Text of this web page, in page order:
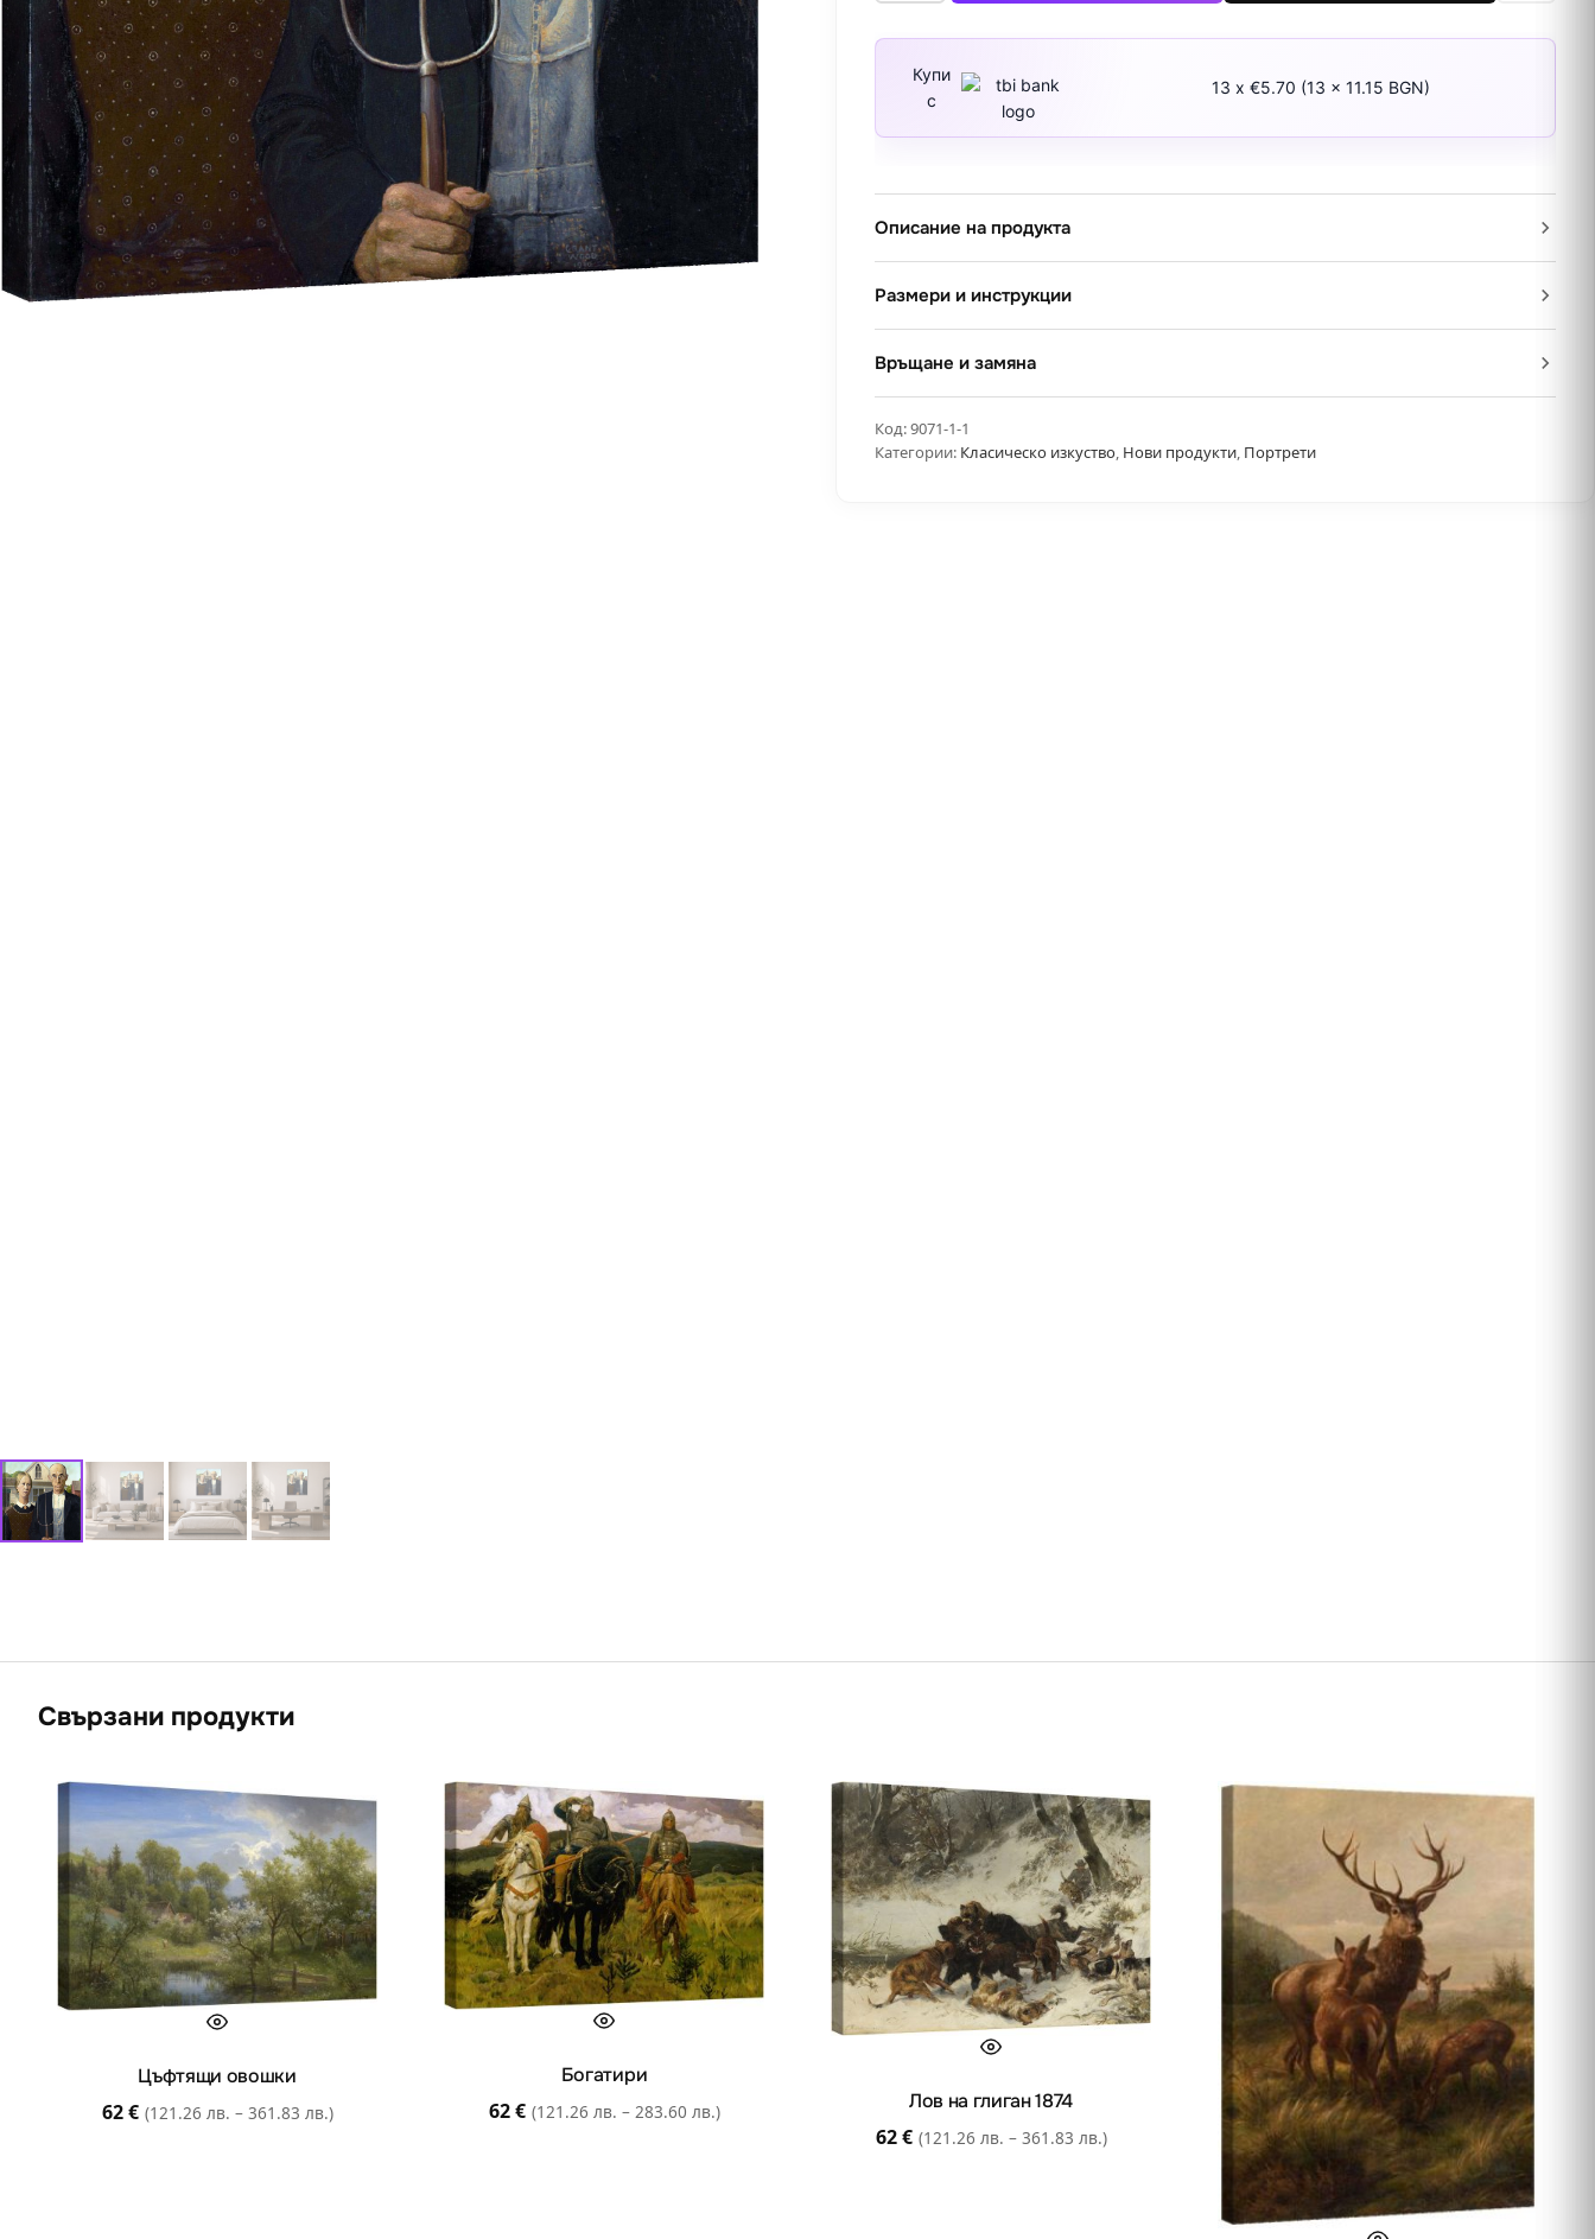
готика
Купи
с
13 x €5.70 (13 x 11.15 BGN)
Описание на продукта
Размери и инструкции
Връщане и замяна
Код:9071-1-1
Категории: Класическо изкуство, Нови продукти, Портрети
Свързани продукти
Цъфтящи овошки
62€ (121.26 лв. – 361.83 лв.)
Богатири
62€ (121.26 лв. – 283.60 лв.) Лов на глиган 1874
62€ (121.26 лв. – 361.83 лв.)